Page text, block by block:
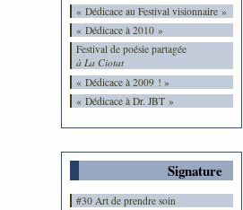
« Dédicace au Festival visionnaire »
« Dédicace à 2010 »
Festival de poésie partagée
à La Ciotat
« Dédicace à 2009 ! »
« Dédicace à Dr. JBT »
Signature
#30 Art de prendre soin